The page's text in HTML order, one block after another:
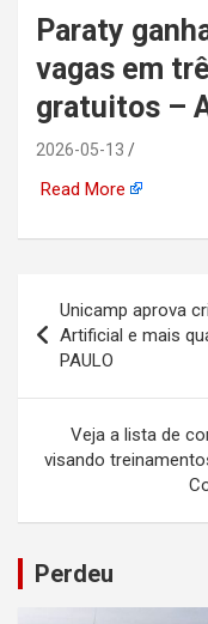
indústria
Paraty
vagas em
gratuitos –
2026-05-13
Read More
de
Post
Unicamp aprova
Artificial e mais
PAULO
Veja a lista de
visando
Perdeu